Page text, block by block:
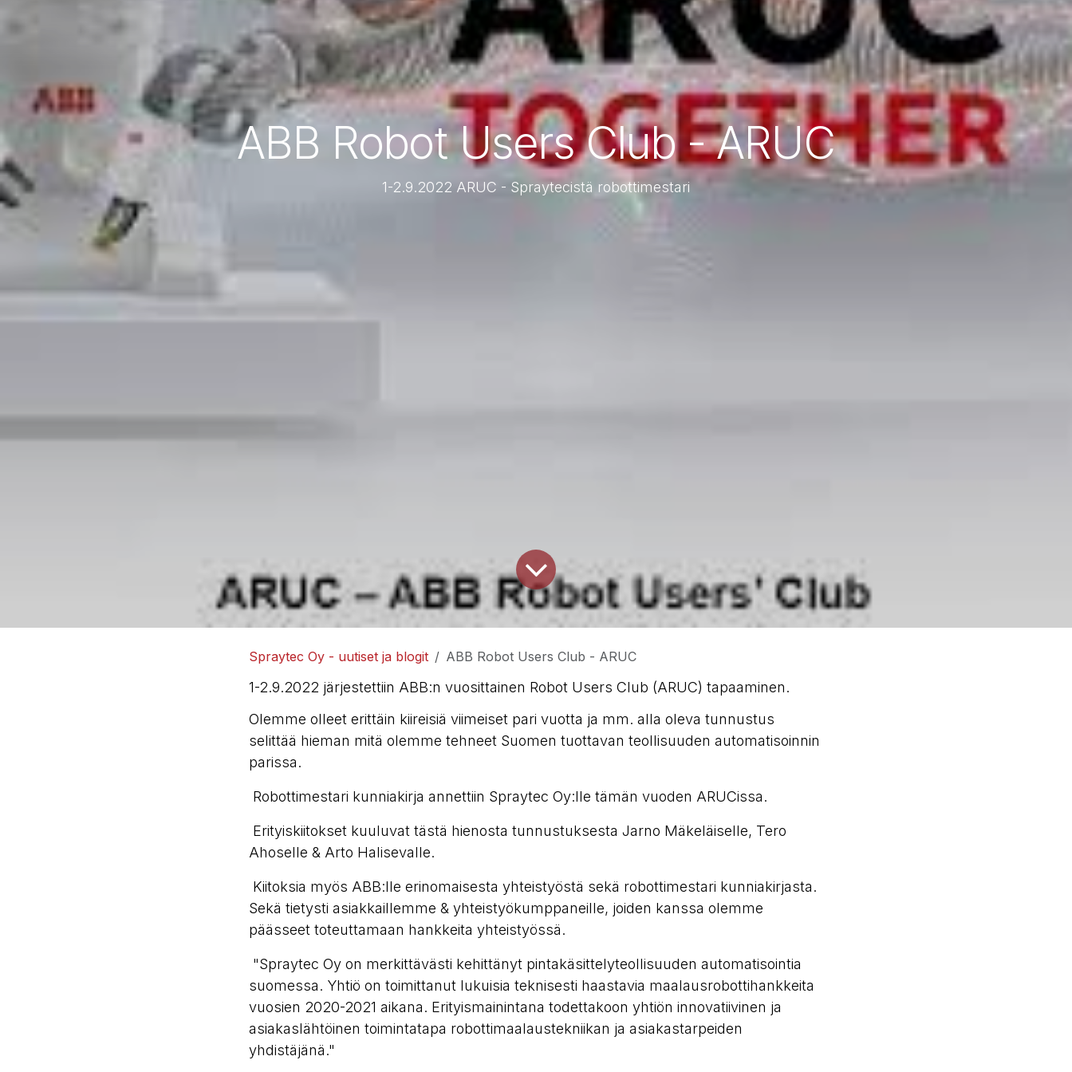
ABB Robot Users Club - ARUC
1-2.9.2022 ARUC - Spraytecistä robottimestari
Spraytec Oy - uutiset ja blogit ABB Robot Users Club - ARUC
1-2.9.2022 järjestettiin ABB:n vuosittainen Robot Users Club (ARUC) tapaaminen.
Olemme olleet erittäin kiireisiä viimeiset pari vuotta ja mm. alla oleva tunnustus
selittää hieman mitä olemme tehneet Suomen tuottavan teollisuuden automatisoinnin
parissa.
Robottimestari kunniakirja annettiin Spraytec Oy:lle tämän vuoden ARUCissa.
Erityiskiitokset kuuluvat tästä hienosta tunnustuksesta Jarno Mäkeläiselle, Tero
Ahoselle & Arto Halisevalle.
Kiitoksia myös ABB:lle erinomaisesta yhteistyöstä sekä robottimestari kunniakirjasta.
Sekä tietysti asiakkaillemme & yhteistyökumppaneille, joiden kanssa olemme
päässeet toteuttamaan hankkeita yhteistyössä.
"Spraytec Oy on merkittävästi kehittänyt pintakäsittelyteollisuuden automatisointia
suomessa. Yhtiö on toimittanut lukuisia teknisesti haastavia maalausrobottihankkeita
vuosien 2020-2021 aikana. Erityismainintana todettakoon yhtiön innovatiivinen ja
asiakaslähtöinen toimintatapa robottimaalaustekniikan ja asiakastarpeiden
yhdistäjänä."